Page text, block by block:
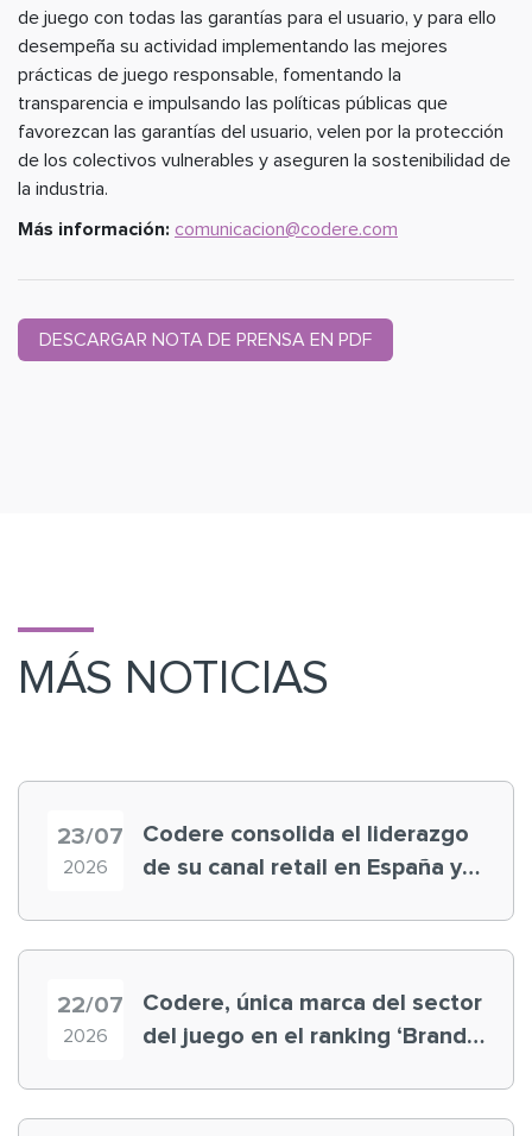
de juego con todas las garantías para el usuario, y para ello
desempeña su actividad implementando las mejores
prácticas de juego responsable, fomentando la
transparencia e impulsando las políticas públicas que
favorezcan las garantías del usuario, velen por la protección
de los colectivos vulnerables y aseguren la sostenibilidad de
la industria.
Más información: comunicacion@codere.com
DESCARGAR NOTA DE PRENSA EN PDF
MÁS NOTICIAS
23/07
2026
Codere consolida el liderazgo
de su canal retail en España y
22/07
2026
Codere, única marca del sector
del juego en el ranking ‘Brand